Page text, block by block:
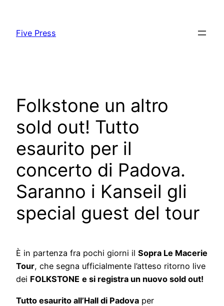
content
Five Press
Folkstone un altro
sold out! Tutto
esaurito per il
concerto di Padova.
Saranno i Kanseil gli
special guest del tour
È in partenza fra pochi giorni il Sopra Le Macerie
Tour, che segna ufficialmente l’atteso ritorno live
dei FOLKSTONE e si registra un nuovo sold out!
Tutto esaurito all’Hall di Padova per